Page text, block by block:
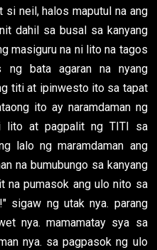
neil, halos maputul na ang
dahil sa busal sa kanyang
masiguru na ni lito na tagos
bata agaran na nyang
titi at ipinwesto ito sa tapat
ito ay naramdaman ng
lito at pagpalit ng TITI sa
lalo ng maramdaman ang
na bumubungo sa kanyang
na pumasok ang ulo nito sa
sigaw ng utak nya. parang
nya. mamamatay sya sa
nya. sa pagpasok ng ulo